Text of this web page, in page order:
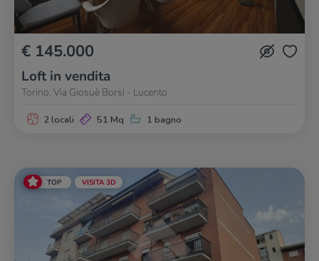
€ 145.000
Loft in vendita
Torino, Via Giosuè Borsi - Lucento
2 locali 51 Mq 1 bagno
TOP VISITA 3D